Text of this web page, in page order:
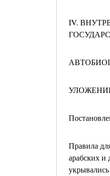
IV.
Правила
арабских и